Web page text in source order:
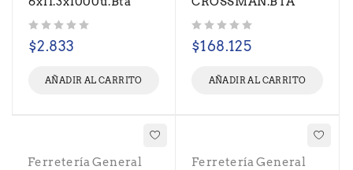
$2.833
AÑADIR AL CARRITO
$168.125
AÑADIR AL CARRITO
Ferretería General
Ferretería General